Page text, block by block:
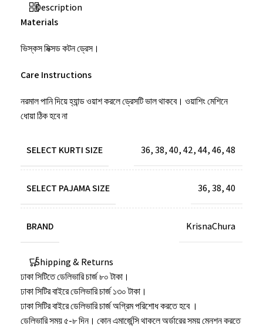
Description
Materials
ভিস্কস মিক্সড কটন ড্রেস।
Care Instructions
নরমাল পানি দিয়ে হ্যান্ড ওয়াশ করলে ড্রেসটি ভাল থাকবে। ওয়াশিং মেশিনে
ধোয়া ঠিক হবে না
SELECT KURTI SIZE 36,38,40,42,44,46,48
SELECT PAJAMA SIZE 36,38,40
BRAND KrisnaChura
Shipping & Returns
ঢাকা সিটিতে ডেলিভারি চার্জ ৮০ টাকা।
ঢাকা সিটির বাইরে ডেলিভারি চার্জ ১৩০ টাকা।
ঢাকা সিটির বাইরে ডেলিভারি চার্জ অগ্রিম পরিশোধ করতে হবে ।
ডেলিভারি সময় ৫-৮ দিন। কোন এমার্জেন্সি থাকলে অর্ডারের সময় মেনশন করতে